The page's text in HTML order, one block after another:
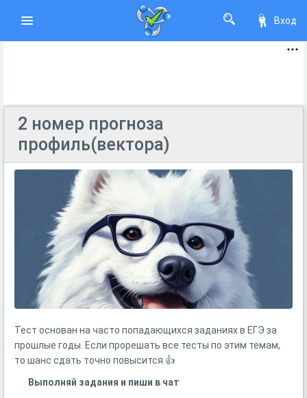
Вход
2 номер прогноза
профиль(вектора)
Тест основан на часто попадающихся заданиях в ЕГЭ за
прошлые годы. Если прорешать все тесты по этим темам,
то шанс сдать точно повысится 👍
Выполняй задания и пиши в чат